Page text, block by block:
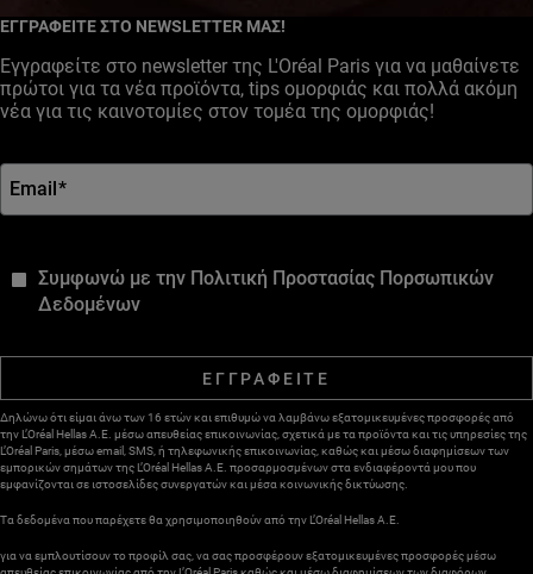
ΕΓΓΡΑΦΕΙΤΕ ΣΤΟ NEWSLETTER ΜΑΣ!
Εγγραφείτε στο newsletter της L'Oréal Paris για να μαθαίνετε
πρώτοι για τα νέα προϊόντα, tips ομορφιάς και πολλά ακόμη
νέα για τις καινοτομίες στον τομέα της ομορφιάς!
Email*
Συμφωνώ με την Πολιτική Προστασίας Πορσωπικών
Δεδομένων
ΕΓΓΡΑΦΕΙΤΕ
Δηλώνω ότι είμαι άνω των 16 ετών και επιθυμώ να λαμβάνω εξατομικευμένες προσφορές από
την L’Oréal Hellas A.E. μέσω απευθείας επικοινωνίας, σχετικά με τα προϊόντα και τις υπηρεσίες της
L’Oréal Paris, μέσω email, SMS, ή τηλεφωνικής επικοινωνίας, καθώς και μέσω διαφημίσεων των
εμπορικών σημάτων της L’Oréal Hellas A.E. προσαρμοσμένων στα ενδιαφέροντά μου που
εμφανίζονται σε ιστοσελίδες συνεργατών και μέσα κοινωνικής δικτύωσης.
Τα δεδομένα που παρέχετε θα χρησιμοποιηθούν από την L’Oréal Hellas A.E.
για να εμπλουτίσουν το προφίλ σας, να σας προσφέρουν εξατομικευμένες προσφορές μέσω